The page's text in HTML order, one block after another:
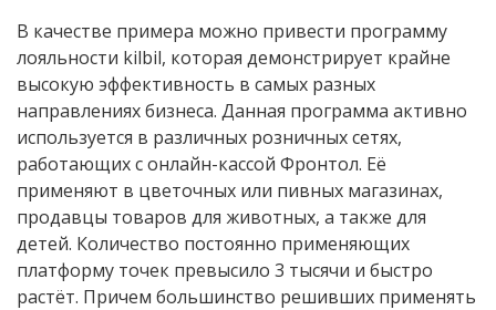
В качестве примера можно привести программу
лояльности kilbil, которая демонстрирует крайне
высокую эффективность в самых разных
направлениях бизнеса. Данная программа активно
используется в различных розничных сетях,
работающих с онлайн-кассой Фронтол. Её
применяют в цветочных или пивных магазинах,
продавцы товаров для животных, а также для
детей. Количество постоянно применяющих
платформу точек превысило 3 тысячи и быстро
растёт. Причем большинство решивших применять